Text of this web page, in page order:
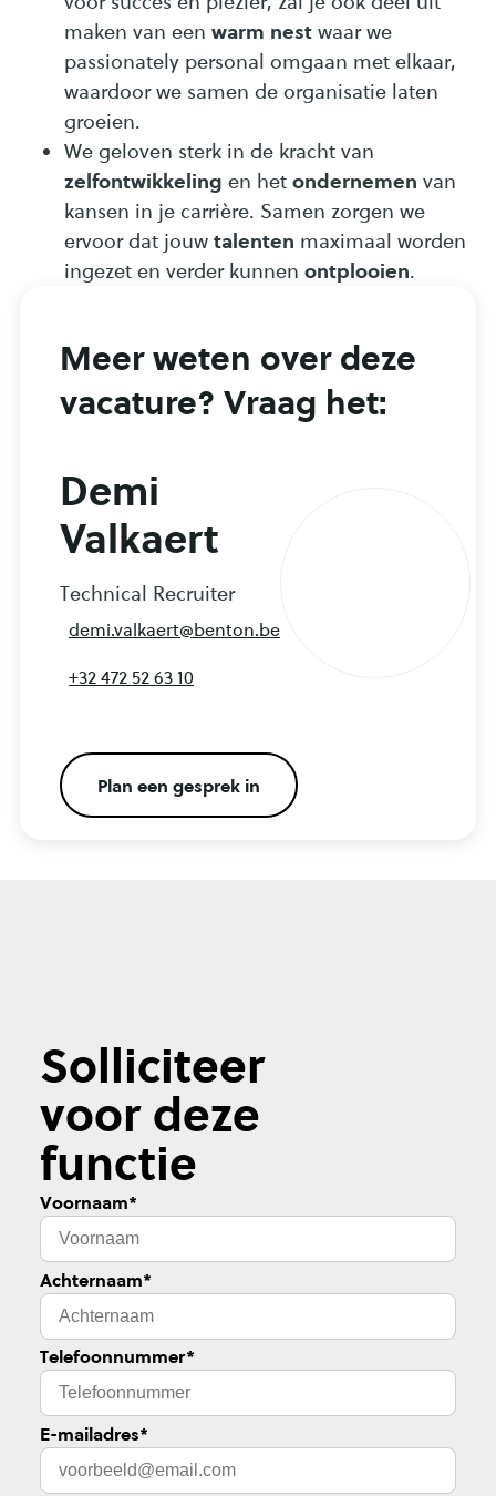
maken van een warm nest waar we
passionately personal omgaan met elkaar,
waardoor we samen de organisatie laten
groeien.
We geloven sterk in de kracht van
zelfontwikkeling en het ondernemen van
kansen in je carrière. Samen zorgen we
ervoor dat jouw talenten maximaal worden
ingezet en verder kunnen ontplooien.
Meer weten over deze
vacature? Vraag het:
Demi
Valkaert
Technical Recruiter
demi.valkaert@benton.be
+32 472 52 63 10
Plan een gesprek in
Solliciteer
voor deze
functie
Voornaam*
Achternaam*
Telefoonnummer*
E-mailadres*